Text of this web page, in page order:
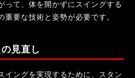
って、体を開かずにスイングする
重要な技術と姿勢が必要です。
見直し
イングを実現するために、スタン